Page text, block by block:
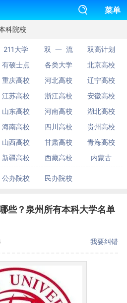
菜单
科院校
211大学 双 一 流
双高计划
有硕士点 各类大学
北京高校
重庆高校 河北高校
辽宁高校
江苏高校 浙江高校
安徽高校
山东高校 河南高校
湖北高校
海南高校 四川高校
贵州高校
山西高校 甘肃高校
青海高校
新疆高校 西藏高校 内蒙古
公办院校 民办院校
些？泉州所有本科大学名单
我要纠错